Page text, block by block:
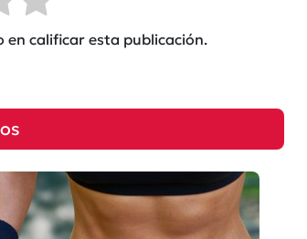
en calificar esta publicación.